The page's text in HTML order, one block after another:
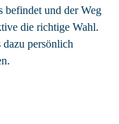
befindet und der Weg
die richtige Wahl.
dazu persönlich